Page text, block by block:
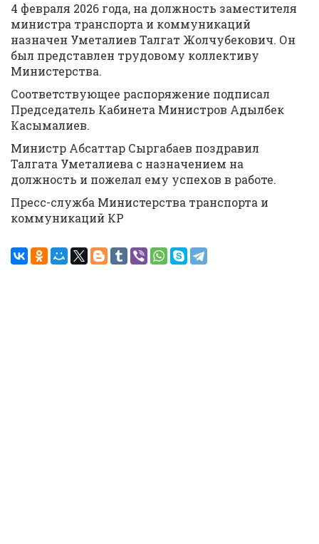
4 февраля 2026 года, на должность заместителя
министра транспорта и коммуникаций
назначен Уметалиев Талгат Жолчубекович. Он
был представлен трудовому коллективу
Министерства.
Соответствующее распоряжение подписал
Председатель Кабинета Министров Адылбек
Касымалиев.
Министр Абсаттар Сыргабаев поздравил
Талгата Уметалиева с назначением на
должность и пожелал ему успехов в работе.
Пресс-служба Министерства транспорта и
коммуникаций КР